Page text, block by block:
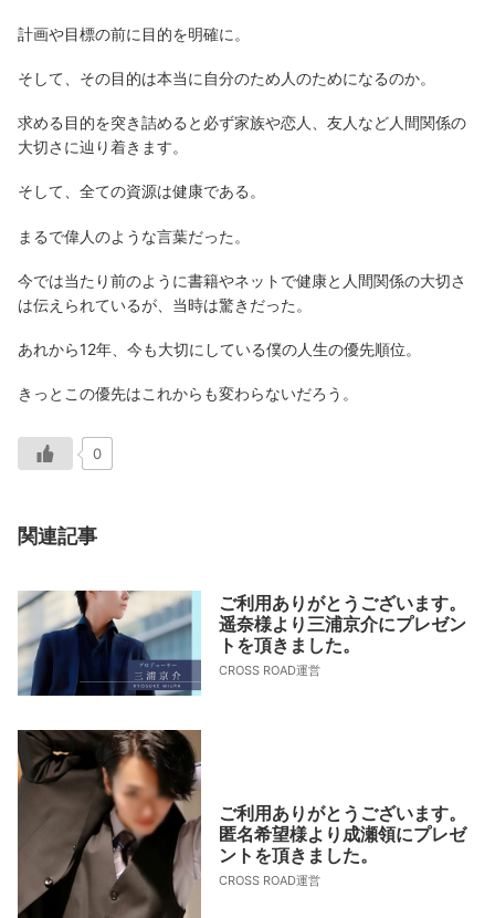
計画や目標の前に目的を明確に。
そして、その目的は本当に自分のため人のためになるのか。
求める目的を突き詰めると必ず家族や恋人、友人など人間関係の
大切さに辿り着きます。
そして、全ての資源は健康である。
まるで偉人のような言葉だった。
今では当たり前のように書籍やネットで健康と人間関係の大切さ
は伝えられているが、当時は驚きだった。
あれから12年、今も大切にしている僕の人生の優先順位。
きっとこの優先はこれからも変わらないだろう。
0
関連記事
ご利用ありがとうございます。
遥奈様より三浦京介にプレゼン
トを頂きました。
CROSS ROAD運営
ご利用ありがとうございます。
匿名希望様より成瀬領にプレゼ
ントを頂きました。
CROSS ROAD運営